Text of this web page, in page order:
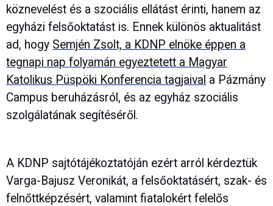
köznevelést és a szociális ellátást érinti, hanem az
egyházi felsőoktatást is. Ennek különös aktualitást
ad, hogy Semjén Zsolt, a KDNP elnöke éppen a
tegnapi nap folyamán egyeztetett a Magyar
Katolikus Püspöki Konferencia tagjaival a Pázmány
Campus beruházásról, és az egyház szociális
szolgálatának segítéséről.
A KDNP sajtótájékoztatóján ezért arról kérdeztük
Varga-Bajusz Veronikát, a felsőoktatásért, szak- és
felnőttképzésért, valamint fiatalokért felelős